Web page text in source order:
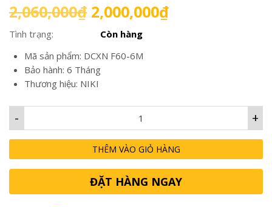
2,060,000₫ Giá
gốc
là:
2,060,000₫.
2,000,000₫Giá
Tình trạng:
Còn hàng
Mã sản phẩm: DCXN F60-6M
Bảo hành: 6 Tháng
Thương hiệu: NIKI
+
-
THÊM VÀO GIỎ HÀNG
ĐẶT HÀNG NGAY